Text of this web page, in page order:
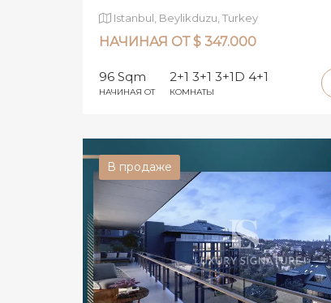
Istanbul, Beylikduzu, Turkey
НАЧИНАЯ ОТ $ 347.000
96 Sqm
НАЧИНАЯ ОТ
2+1 3+1 3+1D 4+1
КОМНАТЫ
В продаже